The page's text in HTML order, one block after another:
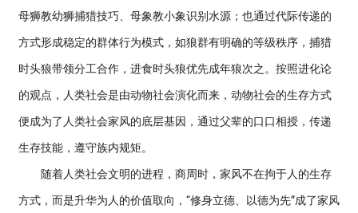
母狮教幼狮捕猎技巧、母象教小象识别水源；也通过代际传递的
方式形成稳定的群体行为模式，如狼群有明确的等级秩序，捕猎
时头狼带领分工合作，进食时头狼优先成年狼次之。按照进化论
的观点，人类社会是由动物社会演化而来，动物社会的生存方式
便成为了人类社会家风的底层基因，通过父辈的口口相授，传递
生存技能，遵守族内规矩。
随着人类社会文明的进程，商周时，家风不在拘于人的生存
方式，而是升华为人的价值取向，“修身立德、以德为先”成了家风